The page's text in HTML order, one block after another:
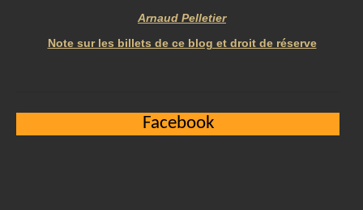
Arnaud Pelletier
Note sur les billets de ce blog et droit de réserve
Facebook